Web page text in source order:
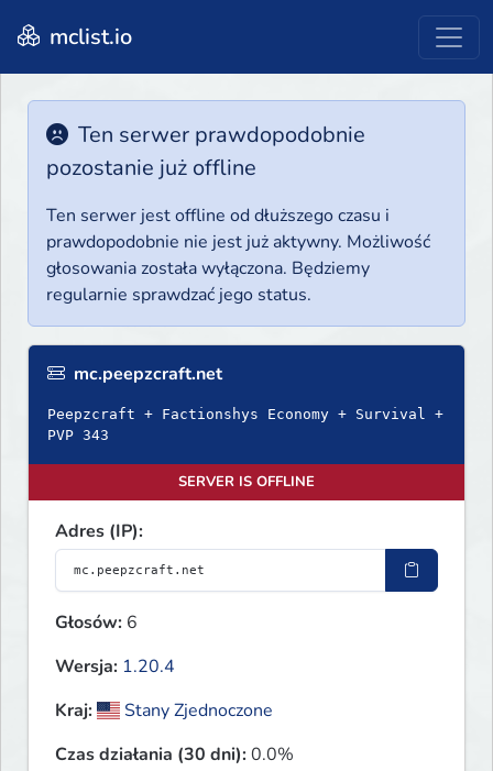
mclist.io
Ten serwer prawdopodobnie
pozostanie już offline
Ten serwer jest offline od dłuższego czasu i
prawdopodobnie nie jest już aktywny. Możliwość
głosowania została wyłączona. Będziemy
regularnie sprawdzać jego status.
mc.peepzcraft.net
Peepzcraft + Factionshys Economy + Survival +
PVP 343
SERVER IS OFFLINE
Adres (IP):
Głosów: 6
Wersja: 1.20.4
Kraj:
Stany Zjednoczone
Czas działania (30 dni):0.0%